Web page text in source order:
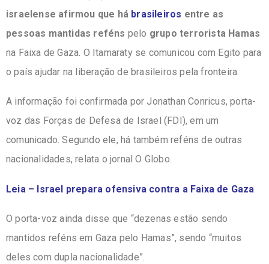
israelense afirmou que há brasileiros entre as
pessoas mantidas reféns pelo grupo terrorista Hamas
na Faixa de Gaza. O Itamaraty se comunicou com Egito para
o país ajudar na liberação de brasileiros pela fronteira.
A informação foi confirmada por Jonathan Conricus, porta-
voz das Forças de Defesa de Israel (FDI), em um
comunicado. Segundo ele, há também reféns de outras
nacionalidades, relata o jornal O Globo.
Leia – Israel prepara ofensiva contra a Faixa de Gaza
O porta-voz ainda disse que “dezenas estão sendo
mantidos reféns em Gaza pelo Hamas”, sendo “muitos
deles com dupla nacionalidade”.